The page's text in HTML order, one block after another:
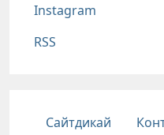
Instagram
RSS
Подвал
Сайтдикай